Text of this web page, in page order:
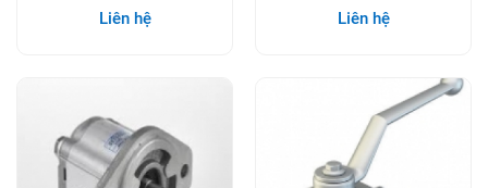
Liên hệ
Liên hệ